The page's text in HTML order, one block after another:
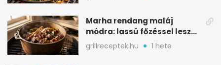
Marha rendang maláj
módra: lassú főzéssel lesz
igazán szaftos
grillreceptek.hu 1 hete